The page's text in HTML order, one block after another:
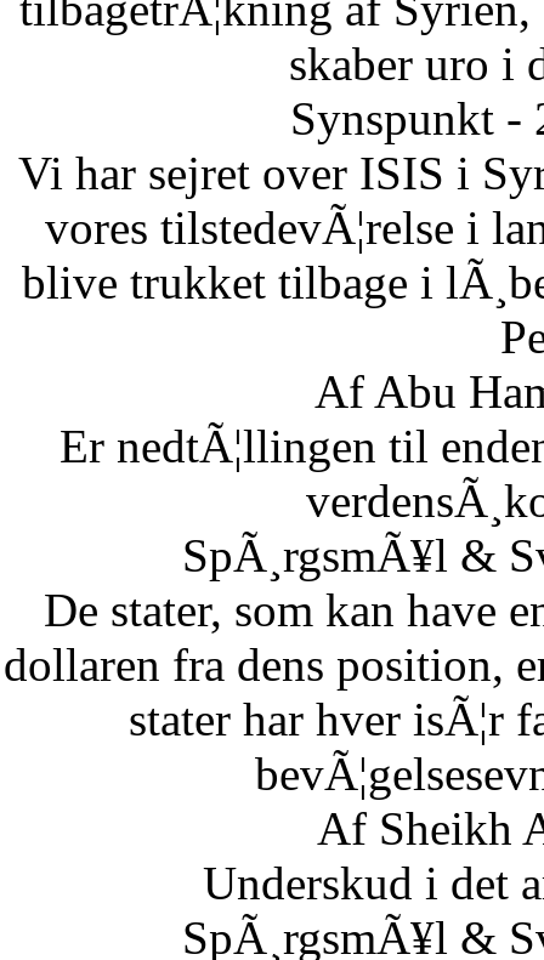
skaber uro i
Synspunkt -
Vi har sejret over ISIS i
vores tilstedevÃ¦relse i
blive trukket tilbage i
Af Abu
Er nedtÃ¦llingen til
SpÃ¸rgsmÃ¥l &
De stater, som kan have
dollaren fra dens position,
stater har hver isÃ¦r
Af Sheikh
Underskud i det
SpÃ¸rgsmÃ¥l &